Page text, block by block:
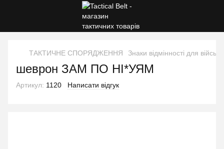
ТАКТИЧНЕ СПОРЯДЖЕННЯ Знаки відмінності для
шеврон ЗАМ ПО НІ*УЯМ
Артикул: 1120 Написати відгук